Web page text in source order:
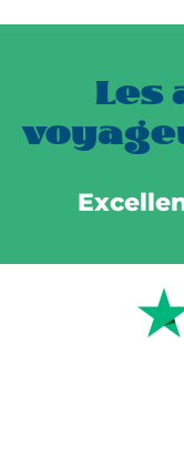
Les